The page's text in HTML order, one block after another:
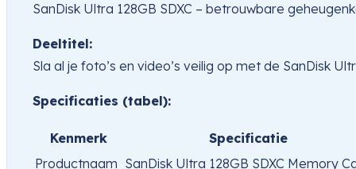
SanDisk Ultra 128GB SDXC – betrouwbare
Deeltitel:
Sla al je foto’s en video’s veilig op met de SanDisk
Specificaties (tabel):
Kenmerk
Specificatie
Productnaam SanDisk Ultra 128GB SDXC Memory